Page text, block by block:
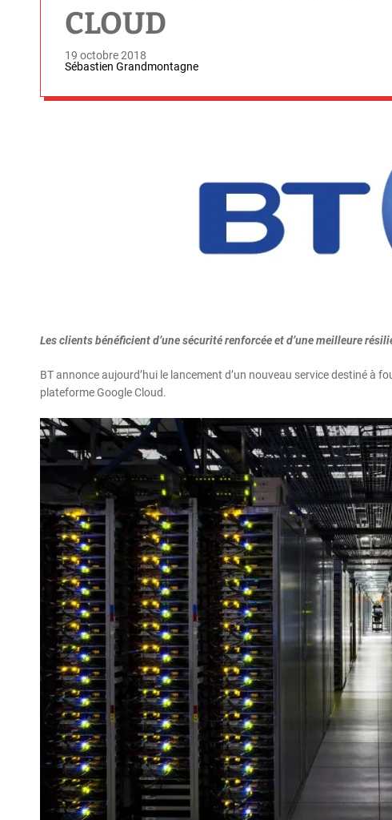
CLOUD
19 octobre 2018
Sébastien Grandmontagne
Les clients bénéficient d’une sécurité renforcée et d’une meilleure
BT annonce aujourd’hui le lancement d’un nouveau service destiné à
plateforme Google Cloud.